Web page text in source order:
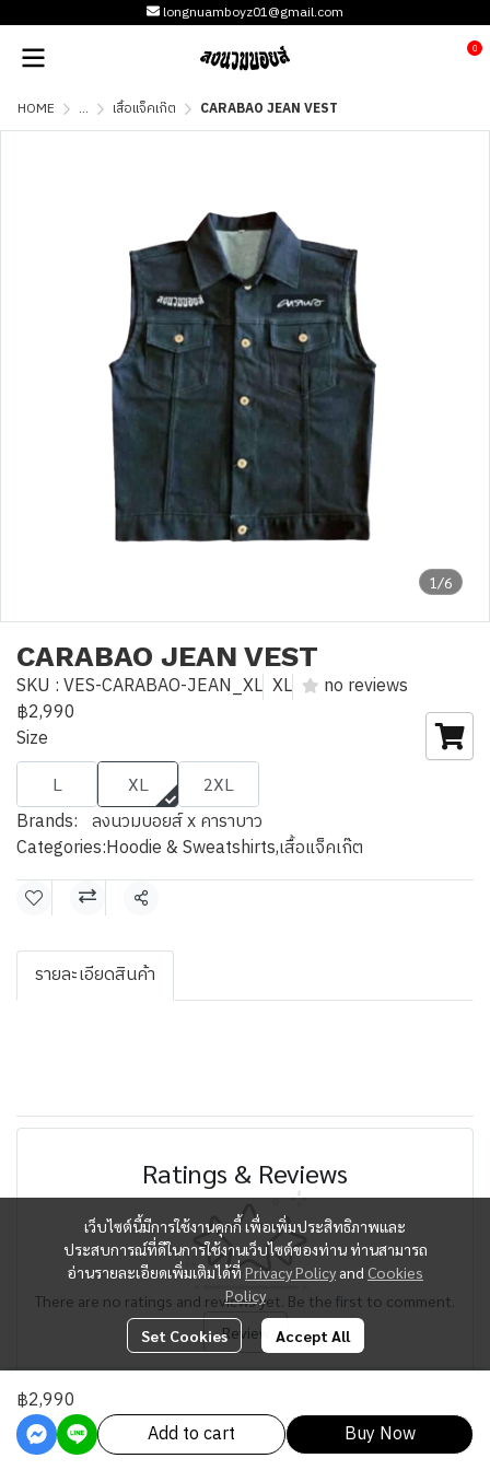
longnuamboyz01@gmail.com
0
HOME ... เสื้อแจ็คเก๊ต CARABAO JEAN VEST
1/6
CARABAO JEAN VEST
SKU : VES-CARABAO-JEAN_XL XL
no reviews
฿2,990
Size
L XL 2XL
Brands: ลงนวมบอยส์ x คาราบาว
Categories:Hoodie & Sweatshirts,เสื้อแจ็คเก๊ต
Share
รายละเอียดสินค้า
Ratings & Reviews
There are no ratings and reviews yet. Be the first to comment.
Review
฿2,990
Add to cart
Buy Now
เว็บไซต์นี้มีการใช้งานคุกกี้ เพื่อเพิ่มประสิทธิภาพและ
ประสบการณ์ที่ดีในการใช้งานเว็บไซต์ของท่าน ท่านสามารถ
อ่านรายละเอียดเพิ่มเติมได้ที่ Privacy Policy and Cookies
Policy
Set Cookies Accept All
Powered By MakeWebEasy